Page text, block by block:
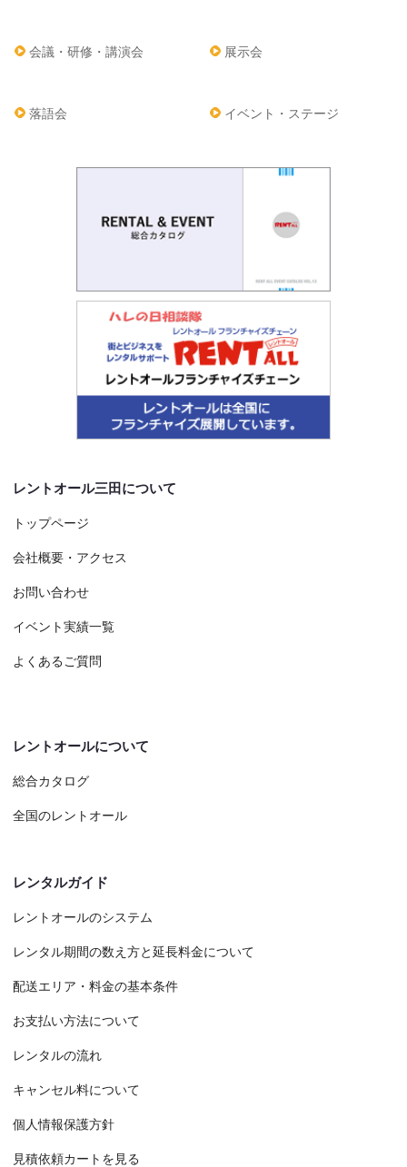
会議・研修・講演会 展示会
落語会 イベント・ステージ
レントオール三田について
トップページ
会社概要・アクセス
お問い合わせ
イベント実績一覧
よくあるご質問
レントオールについて
総合カタログ
全国のレントオール
レンタルガイド
レントオールのシステム
レンタル期間の数え方と延長料金について
配送エリア・料金の基本条件
お支払い方法について
レンタルの流れ
キャンセル料について
個人情報保護方針
見積依頼カートを見る